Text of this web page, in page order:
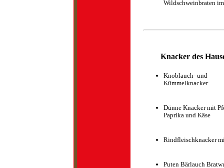
Wildschweinbraten
Knacker des
Knoblauch- und
Kümmelknacker
Dünne Knacker mit
Paprika und Käse
Rindfleischknacker
Puten Bärlauch